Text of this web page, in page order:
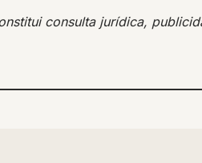
consulta jurídica,